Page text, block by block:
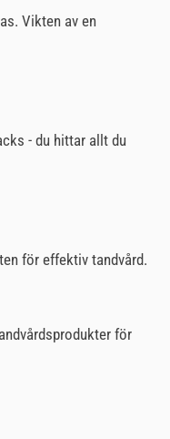
Vikten av en
- du hittar allt du
för effektiv tandvård.
för